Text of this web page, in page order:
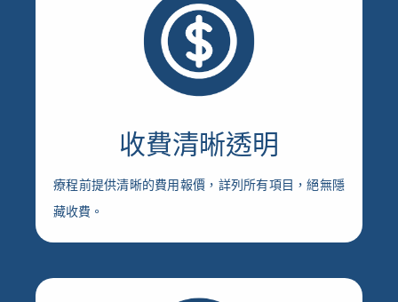
收費清晰透明
療程前提供清晰的費用報價，詳列所有項目，絕無隱
藏收費。